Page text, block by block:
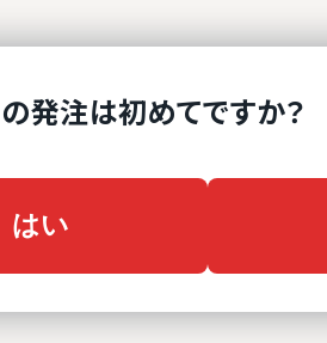
の発注は初めてですか？
はい